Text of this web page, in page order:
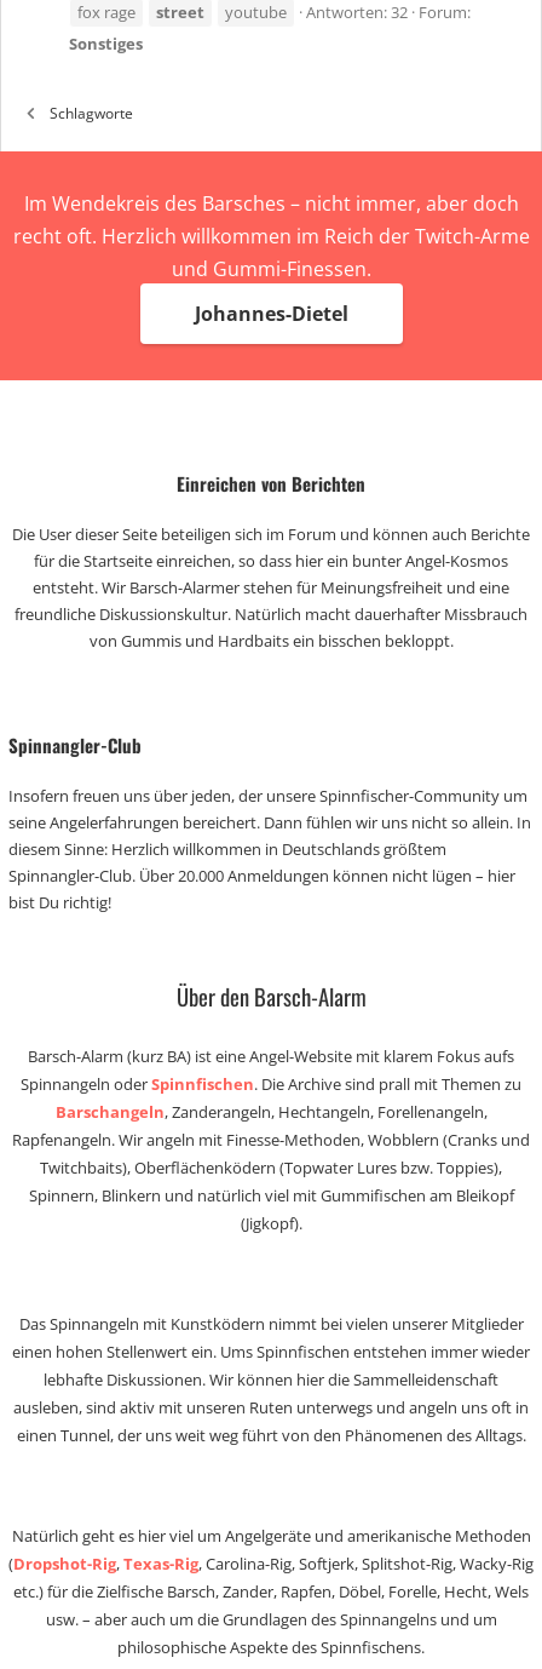
fox rage
street youtube Antworten: 32 Forum:
Sonstiges
Schlagworte
Im Wendekreis des Barsches – nicht immer, aber doch
recht oft. Herzlich willkommen im Reich der Twitch-Arme
und Gummi-Finessen.
Johannes-Dietel
Einreichen von Berichten
Die User dieser Seite beteiligen sich im Forum und können auch Berichte
für die Startseite einreichen, so dass hier ein bunter Angel-Kosmos
entsteht. Wir Barsch-Alarmer stehen für Meinungsfreiheit und eine
freundliche Diskussionskultur. Natürlich macht dauerhafter Missbrauch
von Gummis und Hardbaits ein bisschen bekloppt.
Spinnangler-Club
Insofern freuen uns über jeden, der unsere Spinnfischer-Community um
seine Angelerfahrungen bereichert. Dann fühlen wir uns nicht so allein. In
diesem Sinne: Herzlich willkommen in Deutschlands größtem
Spinnangler-Club. Über 20.000 Anmeldungen können nicht lügen – hier
bist Du richtig!
Über den Barsch-Alarm
Barsch-Alarm (kurz BA) ist eine Angel-Website mit klarem Fokus aufs
Spinnangeln oderSpinnfischen. Die Archive sind prall mit Themen zu
Barschangeln, Zanderangeln, Hechtangeln, Forellenangeln,
Rapfenangeln. Wir angeln mit Finesse-Methoden, Wobblern (Cranks und
Twitchbaits), Oberflächenködern (Topwater Lures bzw. Toppies),
Spinnern, Blinkern und natürlich viel mit Gummifischen am Bleikopf
(Jigkopf).
Das Spinnangeln mit Kunstködern nimmt bei vielen unserer Mitglieder
einen hohen Stellenwert ein. Ums Spinnfischen entstehen immer wieder
lebhafte Diskussionen. Wir können hier die Sammelleidenschaft
ausleben, sind aktiv mit unseren Ruten unterwegs und angeln uns oft in
einen Tunnel, der uns weit weg führt von den Phänomenen des Alltags.
Natürlich geht es hier viel um Angelgeräte und amerikanische Methoden
(Dropshot-Rig,Texas-Rig, Carolina-Rig, Softjerk, Splitshot-Rig, Wacky-Rig
etc.) für die Zielfische Barsch, Zander, Rapfen, Döbel, Forelle, Hecht, Wels
usw. – aber auch um die Grundlagen des Spinnangelns und um
philosophische Aspekte des Spinnfischens.